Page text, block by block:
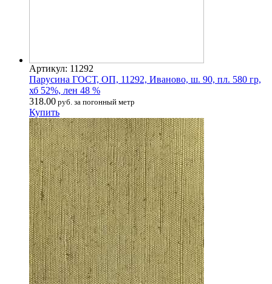
Артикул: 11292
Парусина ГОСТ, ОП, 11292, Иваново, ш. 90, пл. 580 гр,
хб 52%, лен 48 %
318.00 руб. за погонный метр
Купить